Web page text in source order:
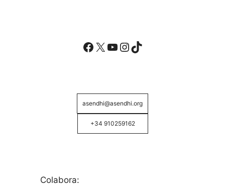
Facebook
X YouTube
Instagram
TikTok
asendhi@asendhi.org
+34 910259162
Colabora: